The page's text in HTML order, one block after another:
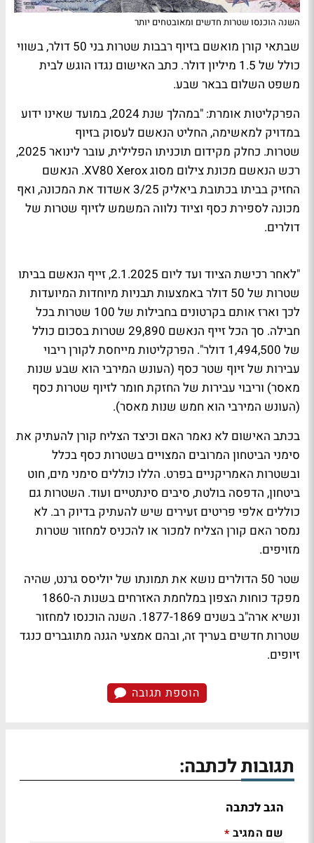
השנה הוכנסו שטרות חדשים ומאובטחים יותר
שבתאי קורן מואשם בזיוף רבבות שטרות בני 50 דולר, בשווי
כולל של 1.5 מיליון דולר. כתב האישום נגדו הוגש לבית
משפט השלום בבאר שבע.
הפרקליטות אומרת: "במהלך שנת 2024, במועד שאינו ידוע
במדויק למאשימה, החליט הנאשם לעסוק בזיוף
שטרות. כחלק מקידום תוכניתו הפלילית, עובר לינואר 2025,
רכש הנאשם מכונת צילום מסוג XV80 Xerox. הנאשם
החזיק בביתו בכתובת ביאליק 3/25 אשדוד את המכונה, ואף
מכונה לספירת כסף וציוד נלווה המשמש לזיוף שטרות של
דולרים.
"לאחר רכישת הציוד ועד ליום 2.1.2025, זייף הנאשם בביתו
שטרות של 50 דולר באמצעות תבניות מיוחדות המיועדות
לכך וארז אותם בקרטונים בחבילות של 100 שטרות בכל
חבילה. סך הכל זייף הנאשם 29,890 שטרות בסכום כולל
של 1,494,500 דולר". הפרקליטות מייחסת לקורן ריבוי
עבירות של זיוף שטר כסף (העונש המירבי הוא שבע שנות
מאסר) וריבוי עבירות של החזקת חומר לזיוף שטרות כסף
(העונש המירבי הוא חמש שנות מאסר).
בכתב האישום לא נאמר האם וכיצד הצליח קורן להעתיק את
סימני הביטחון המרובים המצויים בשטרות כסף בכלל
ובשטרות האמריקניים בפרט. הללו כוללים סימני מים, חוט
ביטחון, הדפסה בולטת, סיבים סינתטיים ועוד. השטרות גם
כוללים אלפי פריטים זעירים שיש להעתיק בדיוק רב. לא
נמסר האם קורן הצליח למכור או להכניס למחזור שטרות
מזויפים.
שטר 50 הדולרים נושא את תמונתו של יוליסס גרנט, שהיה
מפקד כוחות הצפון במלחמת האזרחים בשנות ה-1860
ונשיא ארה"ב בשנים 1877-1869. השנה הוכנסו למחזור
שטרות חדשים בעריך זה, ובהם אמצעי הגנה מתוגברים כנגד
זיופים.
הוספת תגובה
תגובות לכתבה:
הגב לכתבה
שם המגיב *